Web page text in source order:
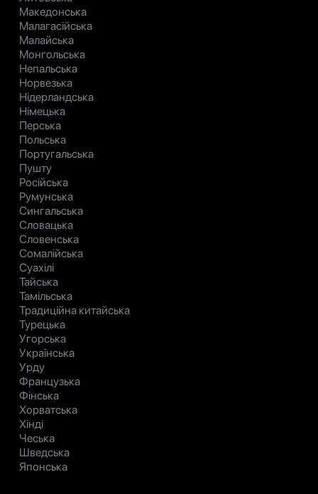
Македонська
Малагасійська
Малайська
Монгольська
Непальська
Норвезька
Нідерландська
Німецька
Перська
Польська
Португальська
Пушту
Російська
Румунська
Сингальська
Словацька
Словенська
Сомалійська
Суахілі
Тайська
Тамільська
Традиційна китайська
Турецька
Угорська
Українська
Урду
Французька
Фінська
Хорватська
Хінді
Чеська
Шведська
Японська